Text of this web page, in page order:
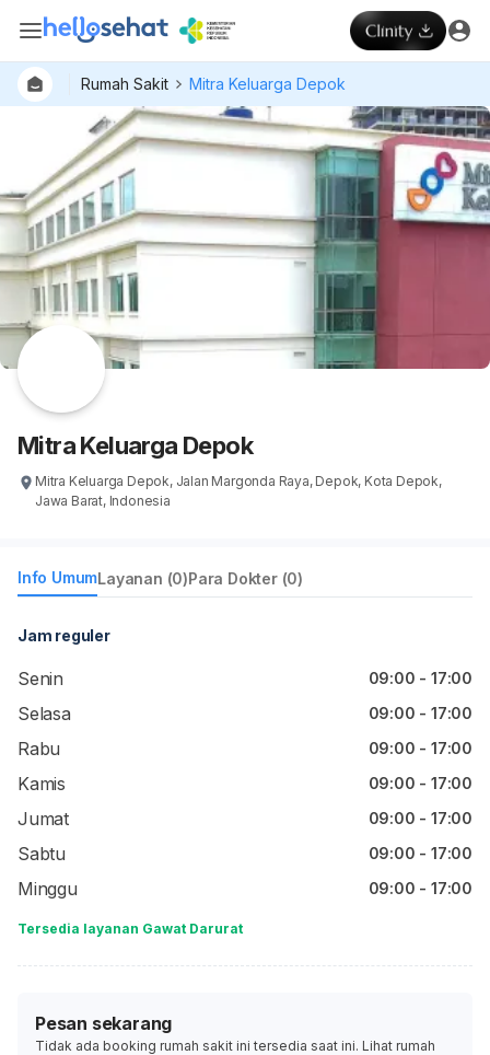
Rumah Sakit Mitra Keluarga Depok
Mitra Keluarga Depok
Mitra Keluarga Depok, Jalan Margonda Raya, Depok, Kota Depok,
Jawa Barat, Indonesia
Info UmumLayanan (0)Para Dokter (0)
Jam reguler
Senin 09:00 - 17:00
Selasa 09:00 - 17:00
Rabu 09:00 - 17:00
Kamis 09:00 - 17:00
Jumat 09:00 - 17:00
Sabtu 09:00 - 17:00
Minggu 09:00 - 17:00
Tersedia layanan Gawat Darurat
Pesan sekarang
Tidak ada booking rumah sakit ini tersedia saat ini. Lihat rumah